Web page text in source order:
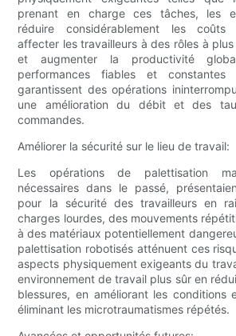
prenant en charge ces tâches, les
réduire considérablement les
affecter les travailleurs à des rôles à
et augmenter la productivité
performances fiables et
garantissent des opérations
une amélioration du débit et des
commandes.
Améliorer la sécurité sur le lieu de travail:
Les opérations de palettisation
nécessaires dans le passé,
pour la sécurité des travailleurs en
charges lourdes, des mouvements
à des matériaux potentiellement
palettisation robotisés atténuent ces
aspects physiquement exigeants du
environnement de travail plus sûr en
blessures, en améliorant les conditions
éliminant les microtraumatismes répétés.